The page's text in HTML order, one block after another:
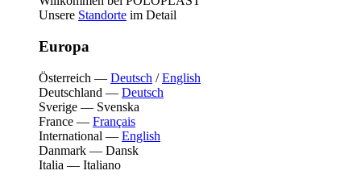
Unsere Standorte im Detail
Europa
Österreich — Deutsch /English
Deutschland — Deutsch
Sverige — Svenska
France — Français
International — English
Danmark — Dansk
Italia — Italiano